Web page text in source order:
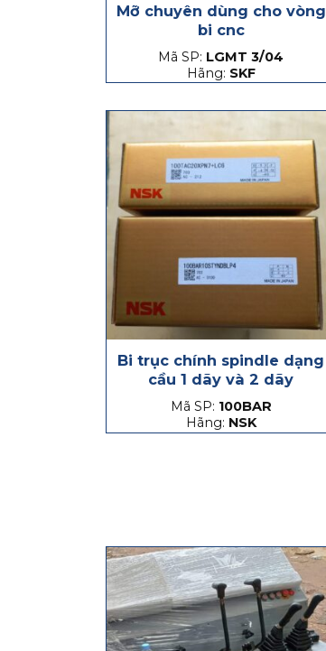
Mỡ chuyên dùng cho vòng
bi cnc
Mã SP: LGMT 3/04
Hãng: SKF
Bi trục chính spindle dạng
cầu 1 dãy và 2 dãy
Mã SP: 100BAR
Hãng: NSK